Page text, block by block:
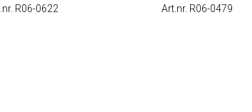
R06-0622 Art.nr. R06-0479